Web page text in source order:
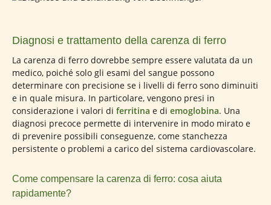
Diagnosi e trattamento della carenza di ferro
La carenza di ferro dovrebbe sempre essere valutata da un
medico, poiché solo gli esami del sangue possono
determinare con precisione se i livelli di ferro sono diminuiti
e in quale misura. In particolare, vengono presi in
considerazione i valori di ferritina e di emoglobina. Una
diagnosi precoce permette di intervenire in modo mirato e
di prevenire possibili conseguenze, come stanchezza
persistente o problemi a carico del sistema cardiovascolare.
Come compensare la carenza di ferro: cosa aiuta
rapidamente?